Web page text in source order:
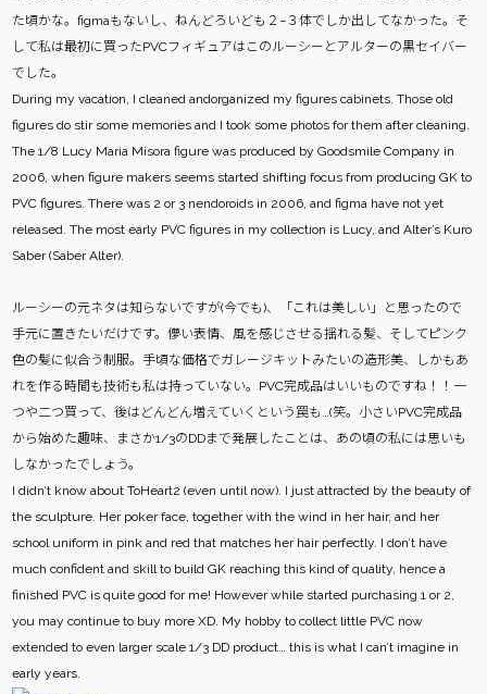
た頃かな。figmaもないし、ねんどろいども２−３体でしか出してなかった。そ
して私は最初に買ったPVCフィギュアはこのルーシーとアルターの黒セイバー
でした。
During my vacation, I cleaned andorganized my figures cabinets. Those old
figures do stir some memories and I took some photos for them after cleaning.
The 1/8 Lucy Maria Misora figure was produced by Goodsmile Company in
2006, when figure makers seems started shifting focus from producing GK to
PVC figures. There was 2 or 3 nendoroids in 2006, and figma have not yet
released. The most early PVC figures in my collection is Lucy, and Alter’s Kuro
Saber (Saber Alter).
ルーシーの元ネタは知らないですが(今でも)、「これは美しい」と思ったので
手元に置きたいだけです。儚い表情、風を感じさせる揺れる髪、そしてピンク
色の髪に似合う制服。手頃な価格でガレージキットみたいの造形美、しかもあ
れを作る時間も技術も私は持っていない。PVC完成品はいいものですね！！一
つや二つ買って、後はどんどん増えていくという罠も…(笑。小さいPVC完成品
から始めた趣味、まさか1/3のDDまで発展したことは、あの頃の私には思いも
しなかったでしょう。
I didn’t know about ToHeart2 (even until now). I just attracted by the beauty of
the sculpture. Her poker face, together with the wind in her hair, and her
school uniform in pink and red that matches her hair perfectly. I don’t have
much confident and skill to build GK reaching this kind of quality, hence a
finished PVC is quite good for me! However while started purchasing 1 or 2,
you may continue to buy more XD. My hobby to collect little PVC now
extended to even larger scale 1/3 DD product… this is what I can’t imagine in
early years.